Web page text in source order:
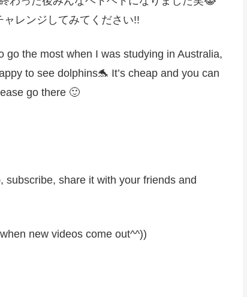
レンジしてみてください!!
the most when I was studying in Australia,
to see dolphins🐬 It’s cheap and you can
go there 🙂
share it with your friends and
new videos come out^^))